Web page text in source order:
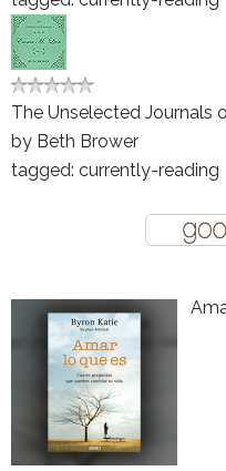
The Unselected Journals
by Beth Brower
tagged: currently-reading